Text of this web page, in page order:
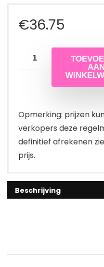
€36.75
AAN
Opmerking: prijzen
verkopers deze
definitief afrekenen
prijs.
Beschrijving